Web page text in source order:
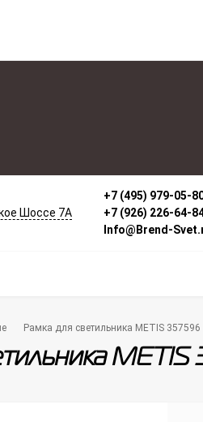
Шоссе 7А
+7 (495) 979-05-
+7 (926) 226-64-
Info@Brend-
Рамка для светильника METIS 357596
METIS